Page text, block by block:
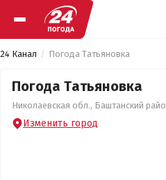
24 Канал Погода Татьяновка
Погода Татьяновка
Николаевская обл., Баштанский
Изменить город